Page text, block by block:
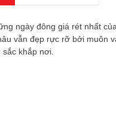
ngày đông giá rét nhất của
vẫn đẹp rực rỡ bởi muôn
khắp nơi.